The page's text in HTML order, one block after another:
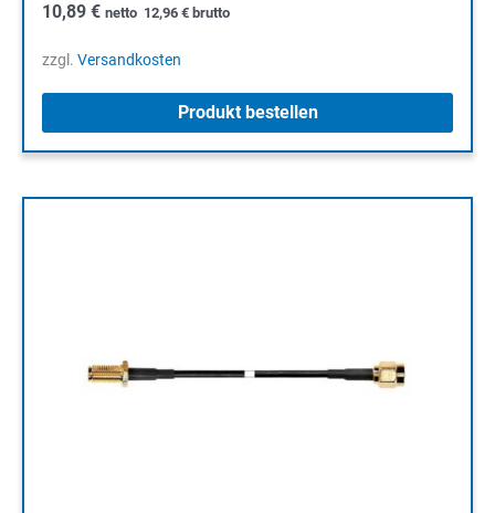
10,89 € netto 12,96 € brutto
zzgl. Versandkosten
Produkt bestellen